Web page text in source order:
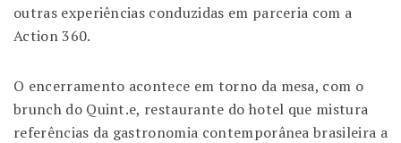
outras experiências conduzidas em parceria com a
Action 360.
O encerramento acontece em torno da mesa, com o
brunch do Quint.e, restaurante do hotel que mistura
referências da gastronomia contemporânea brasileira a